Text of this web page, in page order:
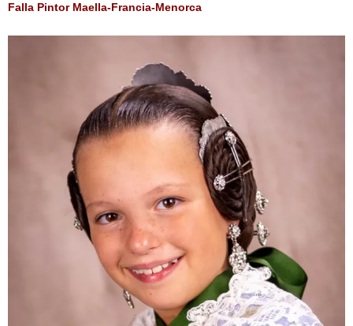
Falla Pintor Maella-Francia-Menorca